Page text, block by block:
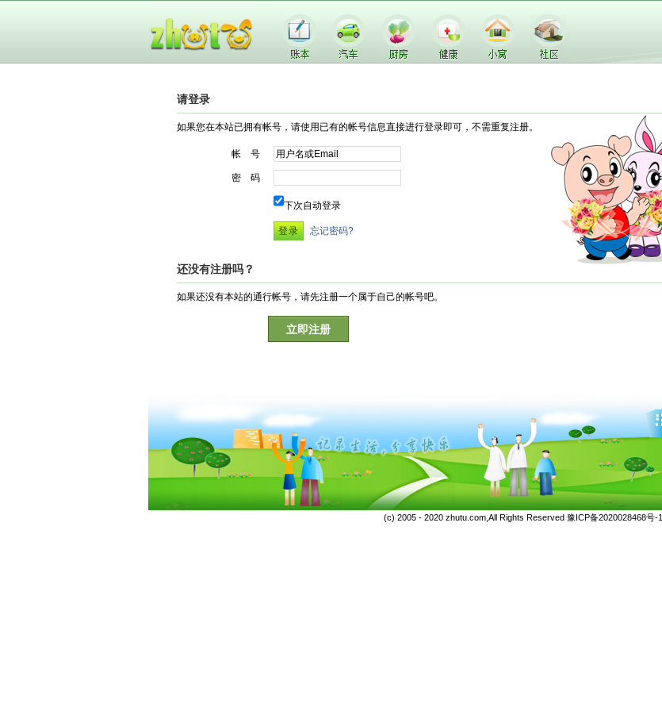
请登录
如果您在本站已拥有帐号，请使用已有的帐号信息直接进行登录即可，不需重复注册。
帐 号
密 码
下次自动登录
忘记密码?
还没有注册吗？
如果还没有本站的通行帐号，请先注册一个属于自己的帐号吧。
立即注册
(c) 2005 - 2020 zhutu.com,All Rights Reserved 豫ICP备2020028468号-1